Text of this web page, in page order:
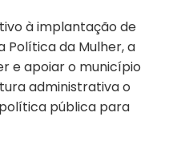
à implantação de
Política da Mulher, a
e apoiar o município
administrativa o
pública para